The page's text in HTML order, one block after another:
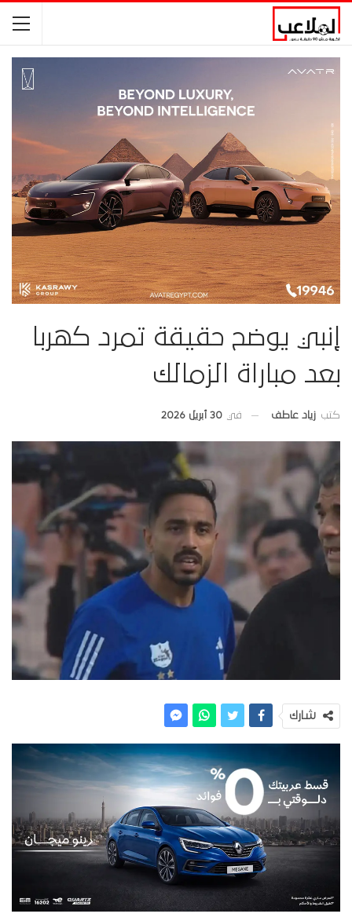
إنبي يوضح حقيقة تمرد كهربا
بعد مباراة الزمالك
كتب زياد عاطف في 30 أبريل 2026
شارك